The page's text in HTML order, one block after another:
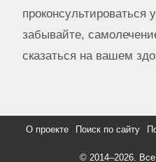
проконсультироваться
забывайте,
сказаться на вашем
О проекте Поиск по сайту
© 2014–2026.